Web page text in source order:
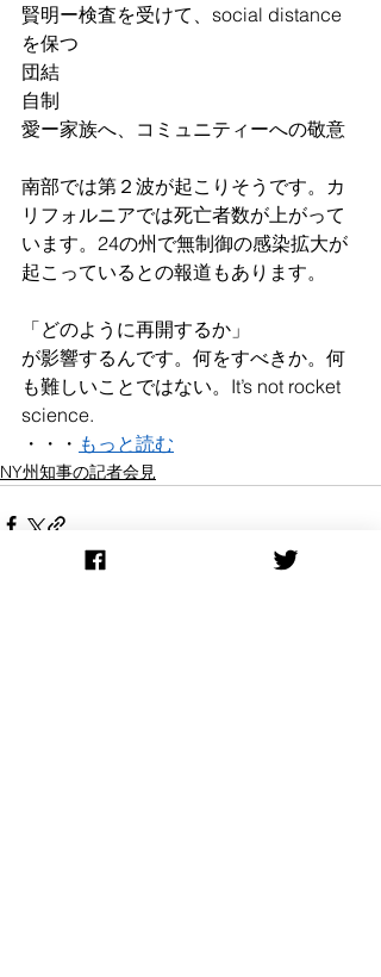
賢明ー検査を受けて、social distance
を保つ
団結
自制
愛ー家族へ、コミュニティーへの敬意
南部では第２波が起こりそうです。カ
リフォルニアでは死亡者数が上がって
います。24の州で無制御の感染拡大が
起こっているとの報道もあります。
「どのように再開するか」
が影響するんです。何をすべきか。何
も難しいことではない。It’s not rocket
science.
・・・ もっと読む
NY州知事の記者会見